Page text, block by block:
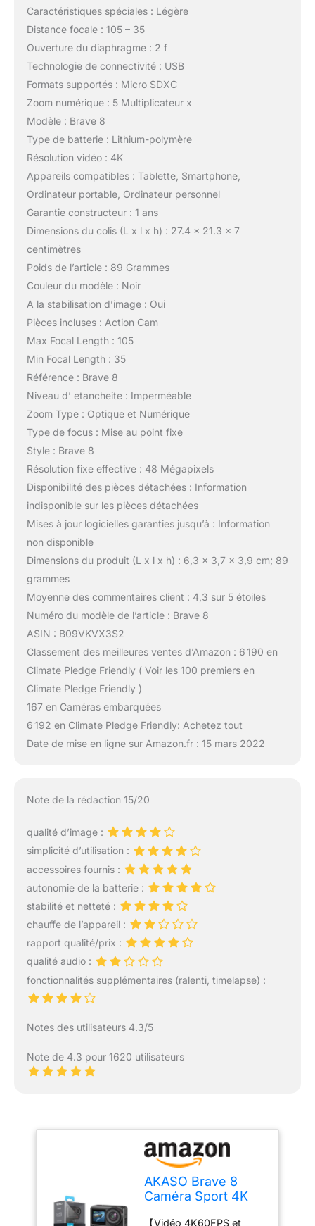
Caractéristiques spéciales : Légère
Distance focale : 105 – 35
Ouverture du diaphragme : 2 f
Technologie de connectivité : USB
Formats supportés : Micro SDXC
Zoom numérique : 5 Multiplicateur x
Modèle : Brave 8
Type de batterie : Lithium-polymère
Résolution vidéo : 4K
Appareils compatibles : Tablette, Smartphone,
Ordinateur portable, Ordinateur personnel
Garantie constructeur : 1 ans
Dimensions du colis (L x l x h) : 27.4 x 21.3 x 7
centimètres
Poids de l’article : 89 Grammes
Couleur du modèle : Noir
A la stabilisation d’image : Oui
Pièces incluses : Action Cam
Max Focal Length : 105
Min Focal Length : 35
Référence : Brave 8
Niveau d’ etancheite : Imperméable
Zoom Type : Optique et Numérique
Type de focus : Mise au point fixe
Style : Brave 8
Résolution fixe effective : 48 Mégapixels
Disponibilité des pièces détachées : Information
indisponible sur les pièces détachées
Mises à jour logicielles garanties jusqu’à : Information
non disponible
Dimensions du produit (L x l x h) : 6,3 x 3,7 x 3,9 cm; 89
grammes
Moyenne des commentaires client : 4,3 sur 5 étoiles
Numéro du modèle de l’article : Brave 8
ASIN : B09VKVX3S2
Classement des meilleures ventes d’Amazon : 6 190 en
Climate Pledge Friendly ( Voir les 100 premiers en
Climate Pledge Friendly )
167 en Caméras embarquées
6 192 en Climate Pledge Friendly: Achetez tout
Date de mise en ligne sur Amazon.fr : 15 mars 2022
Note de la rédaction 15/20
qualité d’image :
simplicité d’utilisation :
accessoires fournis :
autonomie de la batterie :
stabilité et netteté :
chauffe de l’appareil :
rapport qualité/prix :
qualité audio :
fonctionnalités supplémentaires (ralenti, timelapse) :
Notes des utilisateurs 4.3/5
Note de 4.3 pour 1620 utilisateurs
AKASO Brave 8
Caméra Sport 4K
【Vidéo 4K60FPS et